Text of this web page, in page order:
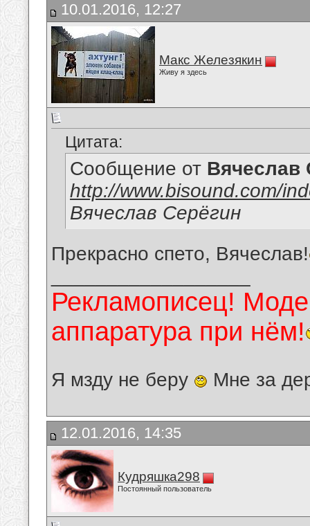
10.01.2016, 12:27
Макс Железякин
Живу я здесь
Цитата:
Сообщение от Вячеслав
http://www.bisound.com/
Вячеслав Серёгин
Прекрасно спето, Вячеслав!
Рекламописец!
аппаратура при нём!
Я мзду не беру Мне за
12.01.2016, 14:35
Кудряшка298
Постоянный пользователь